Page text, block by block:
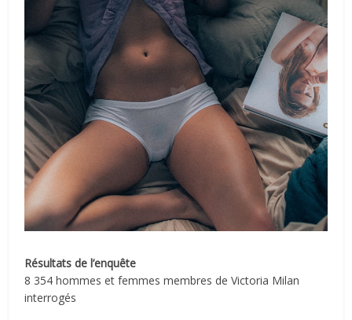
Résultats de l’enquête
8 354 hommes et femmes membres de Victoria Milan
interrogés